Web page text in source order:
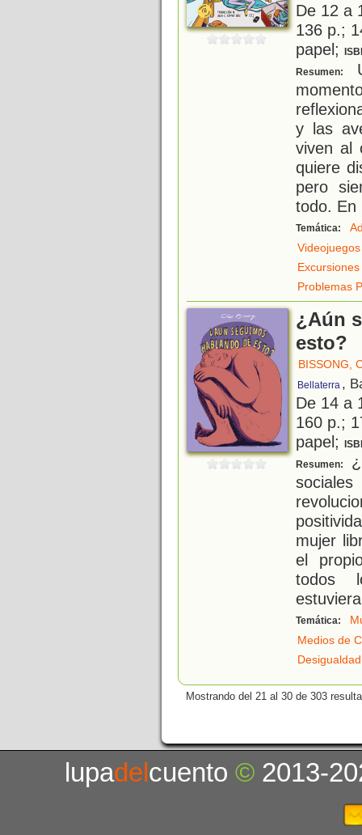
De 12 a
136 p.;
papel;
Resumen:
y las
viven al
quiere
pero
todo. En
Temática:
Videojuegos
Excursiones
Problemas
¿Aún
esto?
BISSONG,
Bellaterra ,
De 14 a
160 p.;
papel;
Resumen:
mujer
el
todos
Temática:
Medios de
Mostrando del 21 al 30 de 303
lupadelcuento© 2013-